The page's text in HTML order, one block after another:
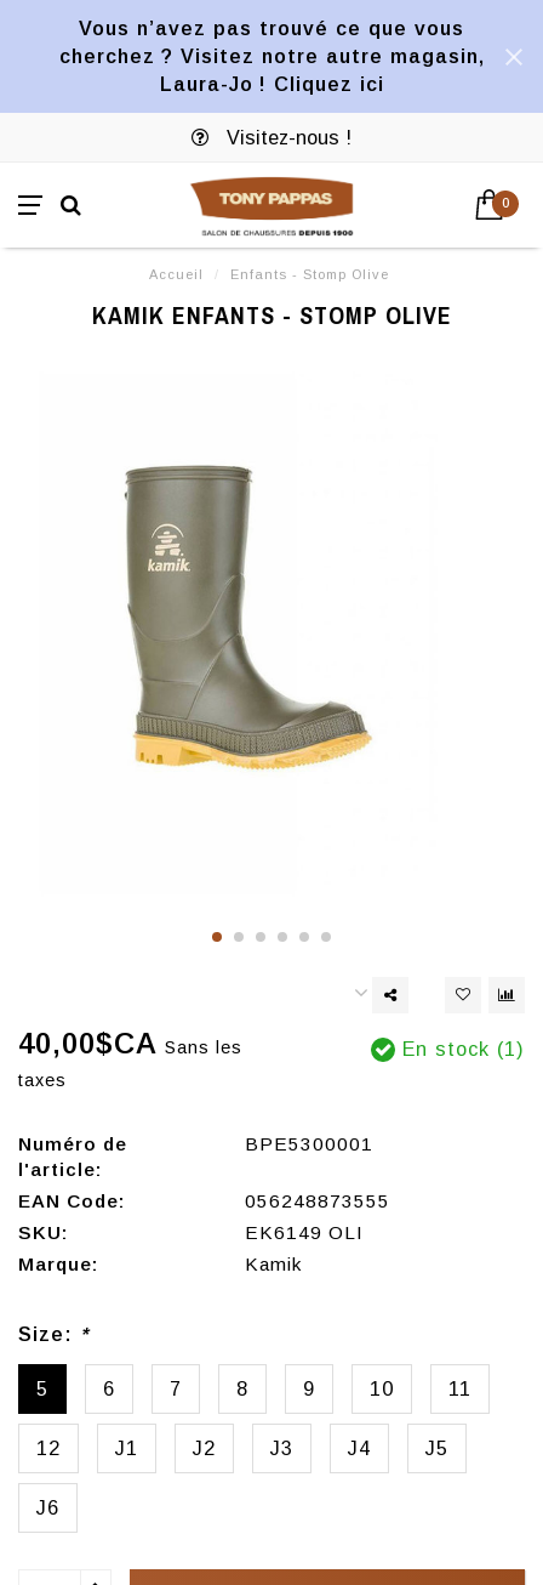
Vous n’avez pas trouvé ce que vous
cherchez ? Visitez notre autre magasin,
Laura-Jo ! Cliquez ici
Visitez-nous !
0
Accueil / Enfants - Stomp Olive
KAMIK ENFANTS - STOMP OLIVE
40,00$CA Sans les
taxes
En stock (1)
Numéro de
l'article:
BPE5300001
EAN Code:
056248873555
SKU:
EK6149 OLI
Marque:
Kamik
Size: *
5 6 7 8 9 10 11
12 J1 J2 J3 J4 J5
J6